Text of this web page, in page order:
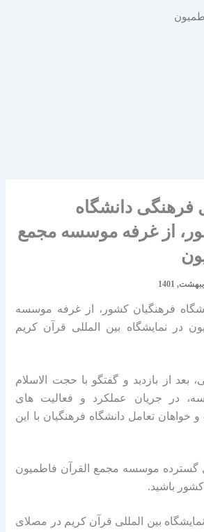
فرهنگی دانشگاه
از غرفه موسسه مجمع
فرهنگیان کشور، از غرفه موسسه
در نمایشگاه بین المللی قرآن کریم
بعد از بازدید و گفتگو با حجت الاسلام
در جریان عملکرد و فعالیت های
تعامل دانشگاه فرهنگیان با این
گسترده موسسه مجمع القرآن فاطمیون
کشور باشید.
بین المللی قرآن کریم در مصلای